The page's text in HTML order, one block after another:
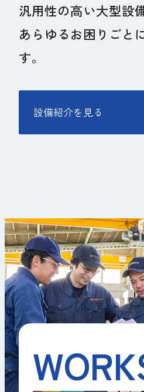
汎用性の高い大型設
あらゆるお困りごと
す。
設備紹介を見る